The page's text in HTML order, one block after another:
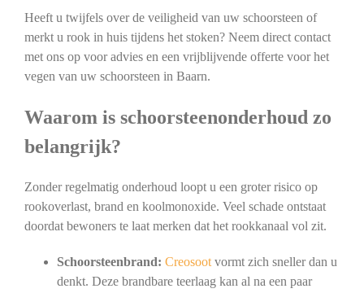
Heeft u twijfels over de veiligheid van uw schoorsteen of
merkt u rook in huis tijdens het stoken? Neem direct contact
met ons op voor advies en een vrijblijvende offerte voor het
vegen van uw schoorsteen in Baarn.
Waarom is schoorsteenonderhoud zo
belangrijk?
Zonder regelmatig onderhoud loopt u een groter risico op
rookoverlast, brand en koolmonoxide. Veel schade ontstaat
doordat bewoners te laat merken dat het rookkanaal vol zit.
Schoorsteenbrand: Creosootvormt zich sneller dan u
denkt. Deze brandbare teerlaag kan al na een paar